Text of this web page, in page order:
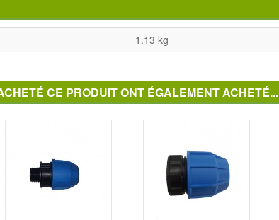
1.13 kg
CE PRODUIT ONT ÉGALEMENT ACHETÉ...